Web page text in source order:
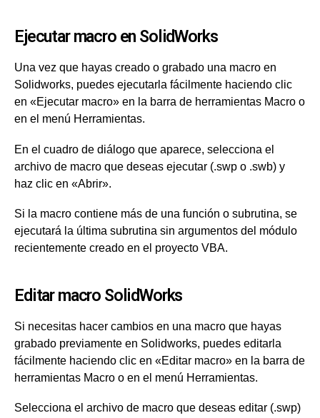
Ejecutar macro en SolidWorks
Una vez que hayas creado o grabado una macro en
Solidworks, puedes ejecutarla fácilmente haciendo clic
en «Ejecutar macro» en la barra de herramientas Macro o
en el menú Herramientas.
En el cuadro de diálogo que aparece, selecciona el
archivo de macro que deseas ejecutar (.swp o .swb) y
haz clic en «Abrir».
Si la macro contiene más de una función o subrutina, se
ejecutará la última subrutina sin argumentos del módulo
recientemente creado en el proyecto VBA.
Editar macro SolidWorks
Si necesitas hacer cambios en una macro que hayas
grabado previamente en Solidworks, puedes editarla
fácilmente haciendo clic en «Editar macro» en la barra de
herramientas Macro o en el menú Herramientas.
Selecciona el archivo de macro que deseas editar (.swp)